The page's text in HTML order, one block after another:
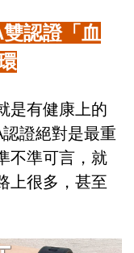
認證「血
是有健康上的
證絕對是最重
不準可言，就
上很多，甚至